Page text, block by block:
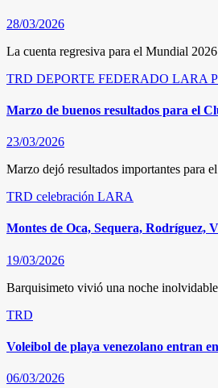
28/03/2026
La cuenta regresiva para el Mundial
TRD DEPORTE FEDERADO LARA
Marzo de buenos resultados para el
23/03/2026
Marzo dejó resultados importantes para
TRD celebración LARA
Montes de Oca, Sequera, Rodríguez,
19/03/2026
Barquisimeto vivió una noche
TRD
Voleibol de playa venezolano entran
06/03/2026